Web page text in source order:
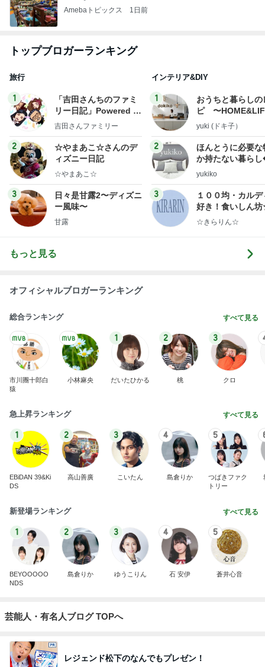
Amebaトピックス 1日前
トップブロガーランキング
旅行
1
「吉田さんちのファミ
リー日記」Powered b
y Ameba 吉田さんファ
ログ
吉田さんファミリー
2
☆やまあこ☆さんのデ
ィズニー日記
☆やまあこ☆
3
日々是甘露2〜ディズニ
ー風味〜
甘露
インテリア&DIY
1
おうちと暮らしの
ピ 〜
yuki (ドキ子）
2
ほんとうに必要な
か持たない暮ら
ep Life Simple◆
yukiko
3
１００均・カルデ
好き！食いしん
らりん☆のブログ
☆きらりん☆
もっと見る
オフィシャルブロガーランキング
総合ランキング すべて見る
市川團十郎白
猿
小林麻央
1
だいたひかる
2
桃
3
クロ
急上昇ランキング すべて見る
1
EBiDAN 39&Ki
DS
2
高山善廣
3
こいたん
4
島倉りか
5
つばきファク
トリー
新登場ランキング すべて見る
1
BEYOOOOO
NDS
2
島倉りか
3
ゆうこりん
4
石 安伊
5
蒼井心音
芸能人・有名人ブログ TOPへ
レジェンド松下のなんでもプレゼン！